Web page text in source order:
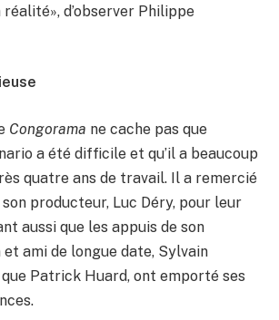
d’observer Philippe
Congorama ne cache pas que
a été difficile et qu’il a beaucoup
quatre ans de travail. Il a remercié
producteur, Luc Déry, pour leur
aussi que les appuis de son
et ami de longue date, Sylvain
Patrick Huard, ont emporté ses